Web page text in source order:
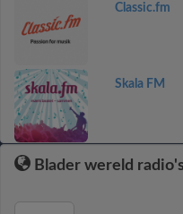
Classic.fm
Skala FM
Blader wereld